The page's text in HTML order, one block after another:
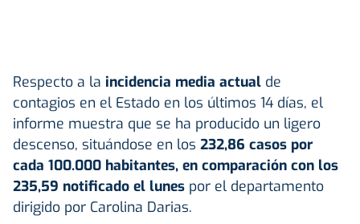
Respecto a la incidencia media actual de
contagios en el Estado en los últimos 14 días, el
informe muestra que se ha producido un ligero
descenso, situándose en los 232,86 casos por
cada 100.000 habitantes, en comparación con los
235,59 notificado el lunes por el departamento
dirigido por Carolina Darias.